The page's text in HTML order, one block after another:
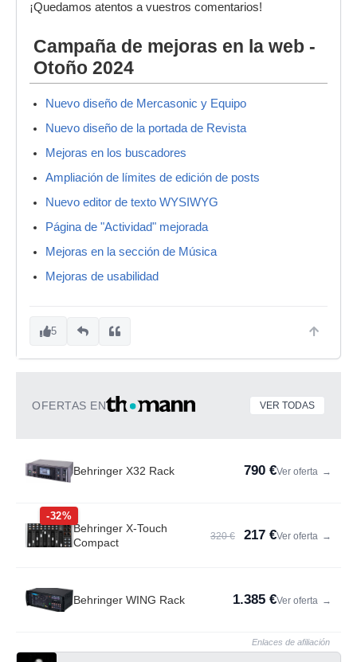
¡Quedamos atentos a vuestros comentarios!
Campaña de mejoras en la web -
Otoño 2024
Nuevo diseño de Mercasonic y Equipo
Nuevo diseño de la portada de Revista
Mejoras en los buscadores
Ampliación de límites de edición de posts
Nuevo editor de texto WYSIWYG
Página de "Actividad" mejorada
Mejoras en la sección de Música
Mejoras de usabilidad
5
OFERTAS EN VER TODAS
Behringer X32 Rack 790 €Ver oferta →
-32%
Behringer X-Touch
Compact
320 € 217 €Ver oferta →
Behringer WING Rack 1.385 €Ver oferta →
Enlaces de afiliación